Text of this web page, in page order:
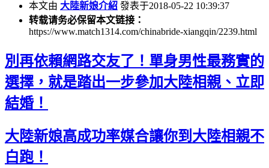
本文由 大陸新娘介紹 發表于2018-05-22 10:39:37
转载请务必保留本文链接：
https://www.match1314.com/chinabride-xiangqin/2239.html
別再依賴網路交友了！單身男性最務實的
選擇，就是踏出一步參加大陸相親、立即
結婚！
大陸新娘高成功率媒合讓你到大陸相親不
白跑！